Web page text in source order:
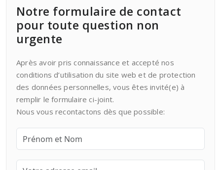
Notre formulaire de contact
pour toute question non
urgente
Après avoir pris connaissance et accepté nos
conditions d’utilisation du site web et de protection
des données personnelles, vous êtes invité(e) à
remplir le formulaire ci-joint.
Nous vous recontactons dès que possible: